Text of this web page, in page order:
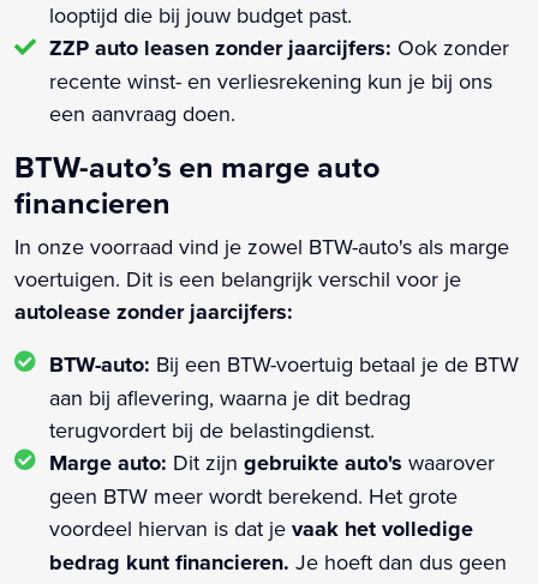
looptijd die bij jouw budget past.
ZZP auto leasen zonder jaarcijfers: Ook zonder
recente winst- en verliesrekening kun je bij ons
een aanvraag doen.
BTW-auto’s en marge auto
financieren
In onze voorraad vind je zowel BTW-auto's als marge
voertuigen. Dit is een belangrijk verschil voor je
autolease zonder jaarcijfers:
BTW-auto: Bij een BTW-voertuig betaal je de BTW
aan bij aflevering, waarna je dit bedrag
terugvordert bij de belastingdienst.
Marge auto: Dit zijn gebruikte auto's waarover
geen BTW meer wordt berekend. Het grote
voordeel hiervan is dat je vaak het volledige
bedrag kunt financieren. Je hoeft dan dus geen